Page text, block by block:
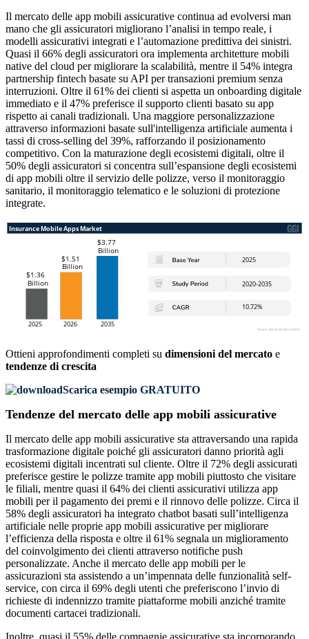
Il mercato delle app mobili assicurative continua ad evolversi man
mano che gli assicuratori migliorano l’analisi in tempo reale, i
modelli assicurativi integrati e l’automazione predittiva dei sinistri.
Quasi il 66% degli assicuratori ora implementa architetture mobili
native del cloud per migliorare la scalabilità, mentre il 54% integra
partnership fintech basate su API per transazioni premium senza
interruzioni. Oltre il 61% dei clienti si aspetta un onboarding digitale
immediato e il 47% preferisce il supporto clienti basato su app
rispetto ai canali tradizionali. Una maggiore personalizzazione
attraverso informazioni basate sull'intelligenza artificiale aumenta i
tassi di cross-selling del 39%, rafforzando il posizionamento
competitivo. Con la maturazione degli ecosistemi digitali, oltre il
50% degli assicuratori si concentra sull’espansione degli ecosistemi
di app mobili oltre il servizio delle polizze, verso il monitoraggio
sanitario, il monitoraggio telematico e le soluzioni di protezione
integrate.
Ottieni approfondimenti completi su dimensioni del mercato e
tendenze di crescita
Scarica esempio GRATUITO
Tendenze del mercato delle app mobili assicurative
Il mercato delle app mobili assicurative sta attraversando una rapida
trasformazione digitale poiché gli assicuratori danno priorità agli
ecosistemi digitali incentrati sul cliente. Oltre il 72% degli assicurati
preferisce gestire le polizze tramite app mobili piuttosto che visitare
le filiali, mentre quasi il 64% dei clienti assicurativi utilizza app
mobili per il pagamento dei premi e il rinnovo delle polizze. Circa il
58% degli assicuratori ha integrato chatbot basati sull’intelligenza
artificiale nelle proprie app mobili assicurative per migliorare
l’efficienza della risposta e oltre il 61% segnala un miglioramento
del coinvolgimento dei clienti attraverso notifiche push
personalizzate. Anche il mercato delle app mobili per le
assicurazioni sta assistendo a un’impennata delle funzionalità self-
service, con circa il 69% degli utenti che preferiscono l’invio di
richieste di indennizzo tramite piattaforme mobili anziché tramite
documenti cartacei tradizionali.